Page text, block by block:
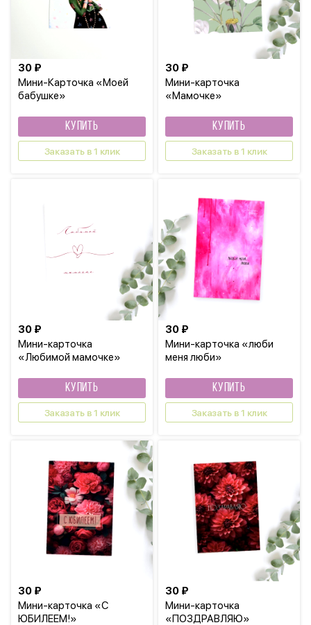
Мини-Карточка «Моей
бабушке»
30 ₽
КУПИТЬ
Заказать в 1 клик
Мини-карточка
«Мамочке»
30 ₽
КУПИТЬ
Заказать в 1 клик
Мини-карточка
«Любимой мамочке»
30 ₽
КУПИТЬ
Заказать в 1 клик
Мини-карточка «люби
меня люби»
30 ₽
КУПИТЬ
Заказать в 1 клик
Мини-карточка «С
ЮБИЛЕЕМ!»
30 ₽
Мини-карточка
«ПОЗДРАВЛЯЮ»
30 ₽